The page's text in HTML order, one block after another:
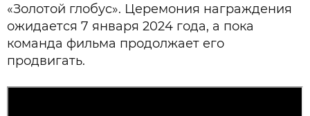
«Золотой глобус». Церемония награждения
ожидается 7 января 2024 года, а пока
команда фильма продолжает его
продвигать.